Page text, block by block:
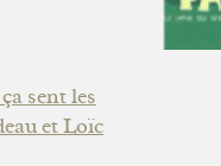
sent les
et Loïc